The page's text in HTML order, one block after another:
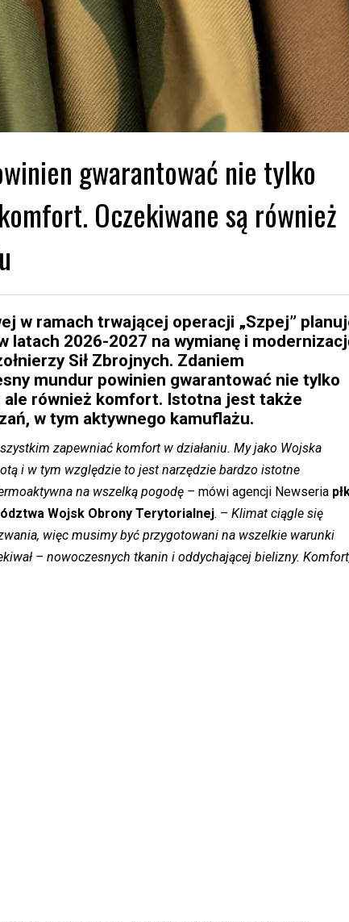
gwarantować nie tylko
Oczekiwane są również
w ramach trwającej operacji „Szpej”
latach 2026-2027 na wymianę i
Sił Zbrojnych. Zdaniem
mundur powinien gwarantować nie tylko
ale również komfort. Istotna jest także
w tym aktywnego kamuflażu.
zapewniać komfort w działaniu. My jako Wojska
i w tym względzie to jest narzędzie bardzo istotne
na wszelką pogodę – mówi agencji Newseria
Wojsk Obrony Terytorialnej. – Klimat ciągle się
więc musimy być przygotowani na wszelkie warunki
– nowoczesnych tkanin i oddychającej bielizny.